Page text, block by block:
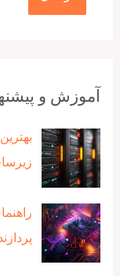
آموزش و